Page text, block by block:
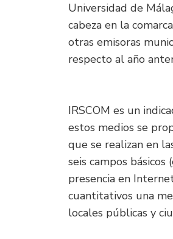
Universidad de
cabeza en la
otras emisoras
respecto al año
IRSCOM es un
estos medios se
que se realizan en
seis campos
presencia en
cuantitativos una
locales públicas y